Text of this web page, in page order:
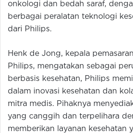
onkologi dan bedah saraf,
berbagai peralatan teknologi
dari Philips.
Henk de Jong, kepala
Philips, mengatakan sebagai
berbasis kesehatan, Philips
dalam inovasi kesehatan dan
mitra medis. Pihaknya
yang canggih dan terpelihara
memberikan layanan kesehatan